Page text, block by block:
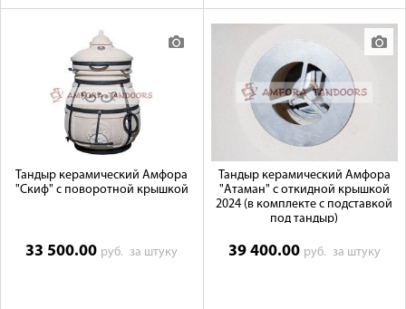
Тандыр керамический Амфора
"Скиф" с поворотной крышкой
33 500.00 руб.за штуку
Тандыр керамический Амфора
"Атаман" с откидной крышкой
2024 (в комплекте с подставкой
под тандыр)
39 400.00 руб. за штуку